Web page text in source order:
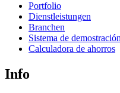
Portfolio
Dienstleistungen
Branchen
Sistema de demostración
Calculadora de ahorros
Info